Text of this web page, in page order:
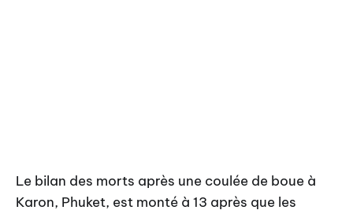
Le bilan des morts après une coulée de boue à
Karon, Phuket, est monté à 13 après que les